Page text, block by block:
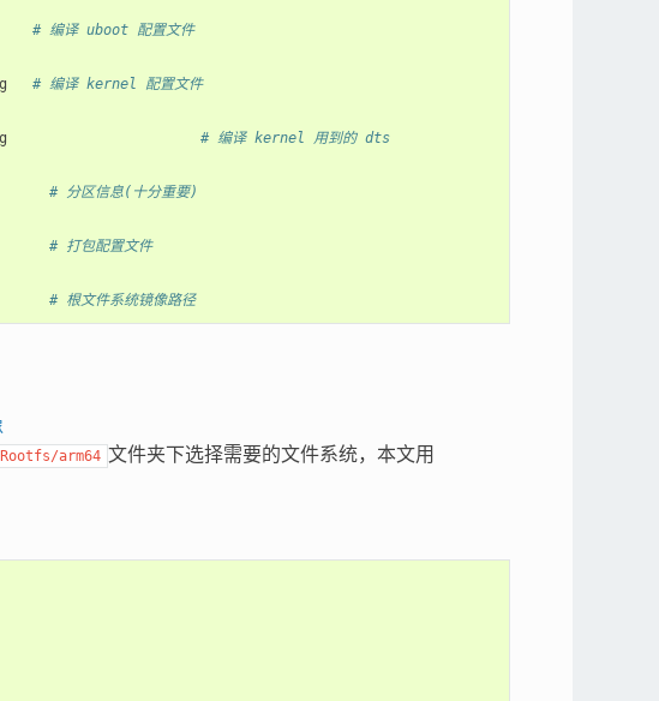
# 编译 uboot 配置文件
# 编译 kernel 配置文件
pc_defconfig # 编译 kernel 用到的 dts
# 分区信息(十分重要)
file # 打包配置文件
# 根文件系统镜像路径
Rootfs/arm64 文件夹下选择需要的文件系统，本文用